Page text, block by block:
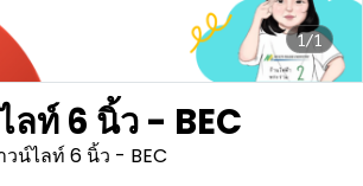
1/1
ท์ 6 นิ้ว - BEC
น์ไลท์ 6 นิ้ว - BEC